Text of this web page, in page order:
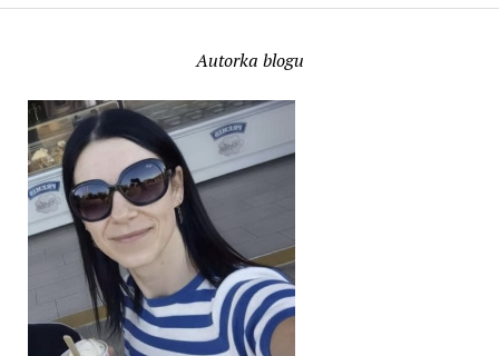
Autorka blogu
levandulové
(3
recenze)